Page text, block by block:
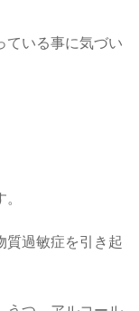
ている事に気づい
質過敏症を引き起